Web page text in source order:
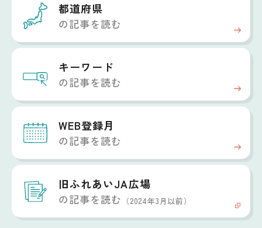
都道府県
の記事を読む
キーワード
の記事を読む
WEB登録月
の記事を読む
旧ふれあいJA広場
の記事を読む （2024年3月以前）